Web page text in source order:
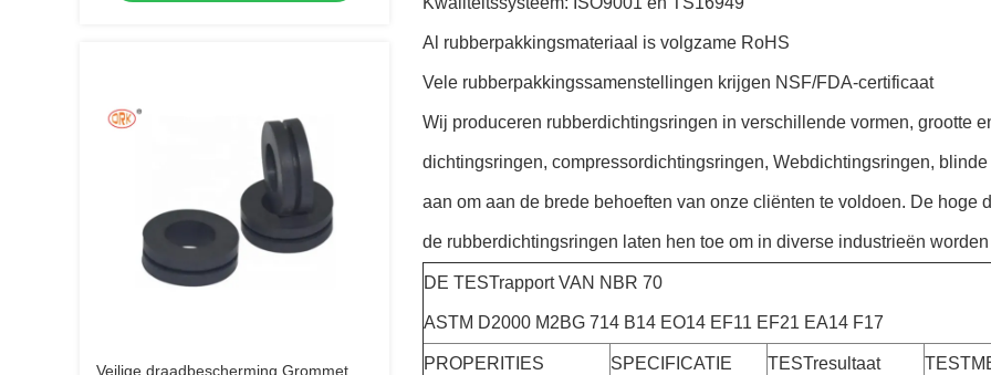
Veilige draadbescherming Grommet
Al rubberpakkingsmateriaal is volgzame RoHS
Vele rubberpakkingssamenstellingen krijgen NSF/FDA-certificaat
Wij produceren rubberdichtingsringen in verschillende vormen, grootte
dichtingsringen, compressordichtingsringen, Webdichtingsringen,
aan om aan de brede behoeften van onze cliënten te voldoen. De hoge
de rubberdichtingsringen laten hen toe om in diverse industrieën
DE TESTrapport VAN NBR 70
ASTM D2000 M2BG 714 B14 EO14 EF11 EF21 EA14 F17
PROPERITIES SPECIFICATIE TESTresultaat